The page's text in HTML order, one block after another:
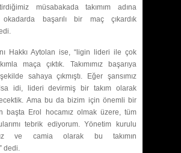
müsabakada takımım adına
başarılı bir maç çıkardık
Hakkı Aytolan ise, “ligin lideri ile çok
maça çıktık. Takımımız başarıya
sahaya çıkmıştı. Eğer şansımız
idi, lideri devirmiş bir takım olarak
Ama bu da bizim için önemli bir
başta Erol hocamız olmak üzere, tüm
tebrik ediyorum. Yönetim kurulu
ve camia olarak bu takımın
dedi.